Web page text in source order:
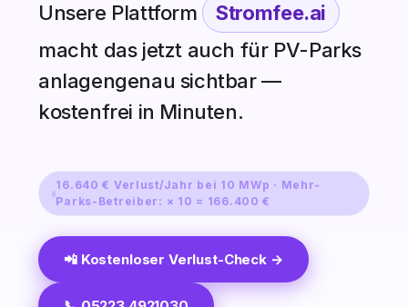
Unsere Plattform Stromfee.ai
macht das jetzt auch für PV-Parks
anlagengenau sichtbar —
kostenfrei in Minuten.
16.640 € Verlust/Jahr bei 10 MWp · Mehr-
Parks-Betreiber: × 10 = 166.400 €
📲 Kostenloser Verlust-Check →